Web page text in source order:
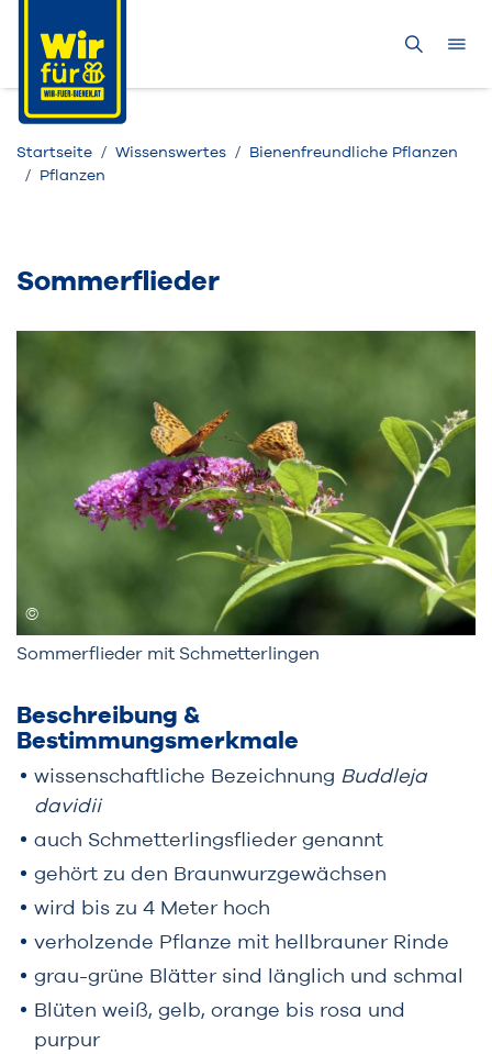
Startseite Wissenswertes
Bienenfreundliche Pflanzen
Pflanzen
Sommerflieder
Sommerflieder mit Schmetterlingen
Beschreibung &
Bestimmungsmerkmale
wissenschaftliche Bezeichnung Buddleja
davidii
auch Schmetterlingsflieder genannt
gehört zu den Braunwurzgewächsen
wird bis zu 4 Meter hoch
verholzende Pflanze mit hellbrauner Rinde
grau-grüne Blätter sind länglich und schmal
Blüten weiß, gelb, orange bis rosa und
purpur